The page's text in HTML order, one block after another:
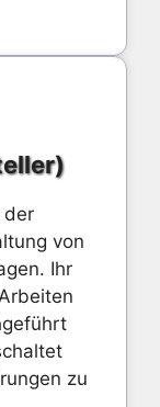
der
von
Ihr
zu